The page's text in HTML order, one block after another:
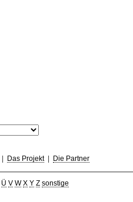
Das Projekt| Die Partner
Ü V W X Y Z sonstige